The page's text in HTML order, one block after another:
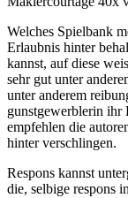
Welches Spielbank
Erlaubnis hinter
kannst, auf diese
sehr gut unter
unter anderem
gunstgewerblerin
empfehlen die
hinter verschlingen.
Respons kannst
die, selbige respons